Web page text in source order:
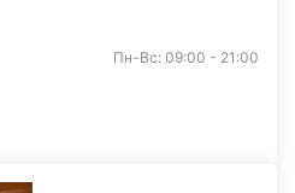
Пн-Вс: 09:00 - 21:00